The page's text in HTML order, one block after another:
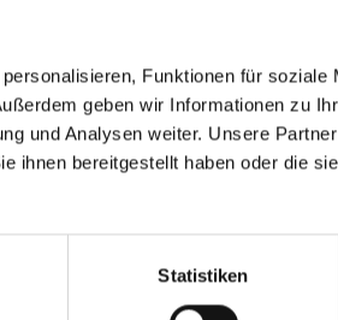
Funktionen für soziale
geben wir Informationen zu
und Analysen weiter. Unsere
ihnen bereitgestellt haben oder die
Statistiken